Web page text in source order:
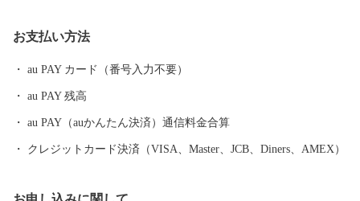
市、南部は大津川を境として泉北郡忠岡町と隣接しています。西
お支払い方法
au PAY カード（番号入力不要）
au PAY 残高
au PAY（auかんたん決済）通信料金合算
クレジットカード決済（VISA、Master、JCB、Diners、AMEX）